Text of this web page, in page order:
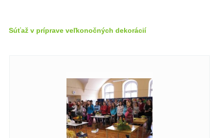
Súťaž v príprave veľkonočných dekorácií